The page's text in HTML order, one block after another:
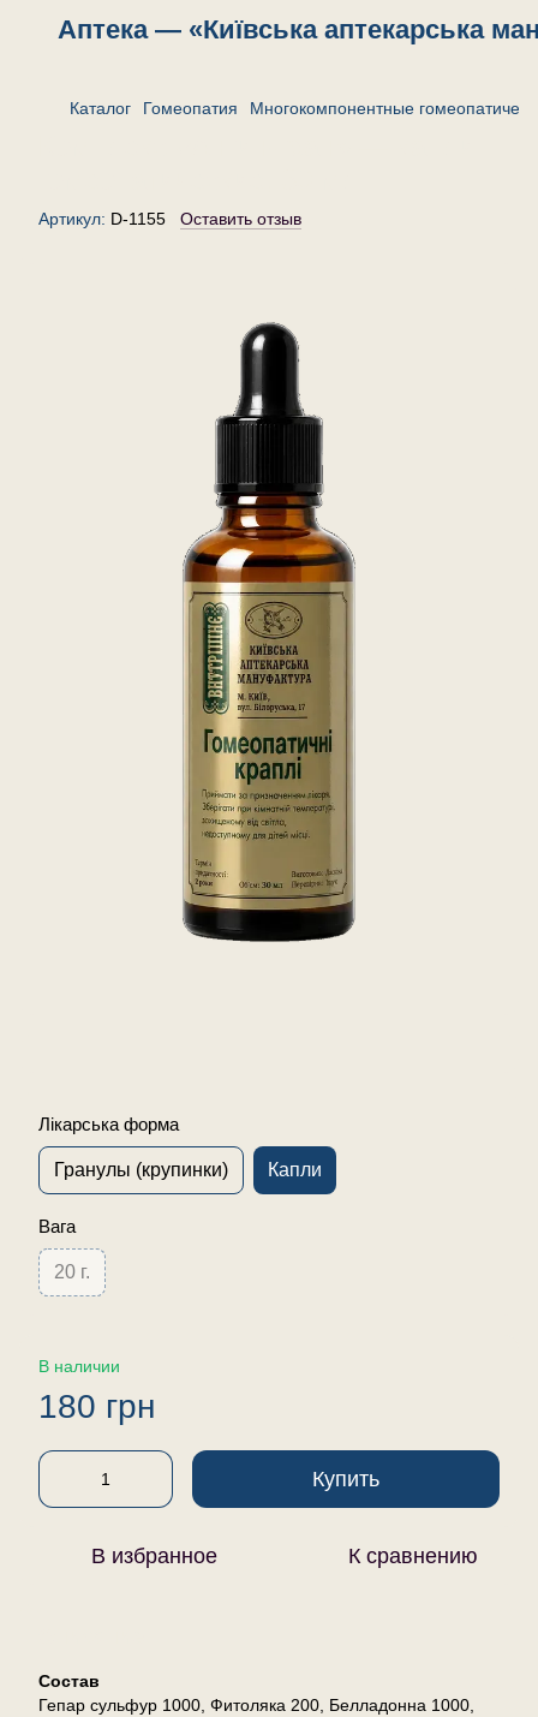
Аптека — «Київська аптекарська
Каталог Гомеопатия Многокомпонентные
Артикул: D-1155 Оставить отзыв
Лікарська форма
Гранулы (крупинки) Капли
Вага
20 г.
В наличии
180 грн
Купить
В избранное К сравнению
Состав
Гепар сульфур 1000, Фитоляка 200, Белладонна 1000,